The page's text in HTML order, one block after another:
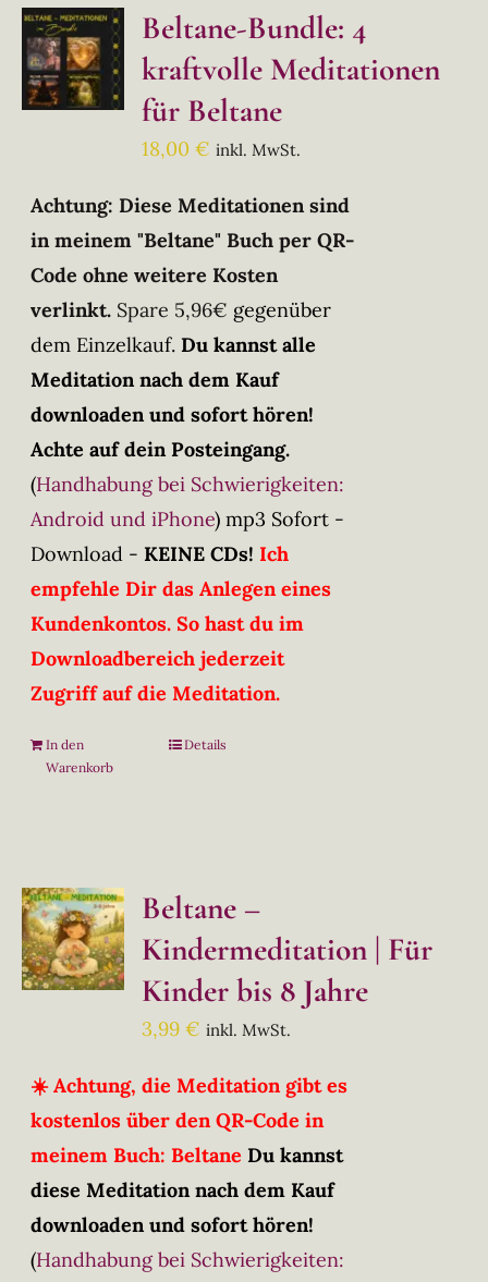
Beltane-Bundle: 4
kraftvolle Meditationen
für Beltane
18,00€ inkl. MwSt.
Achtung: Diese Meditationen sind
in meinem "Beltane" Buch per QR-
Code ohne weitere Kosten
verlinkt. Spare 5,96€ gegenüber
dem Einzelkauf. Du kannst alle
Meditation nach dem Kauf
downloaden und sofort hören!
Achte auf dein Posteingang.
(Handhabung bei Schwierigkeiten:
Android und iPhone) mp3 Sofort -
Download - KEINE CDs! Ich
empfehle Dir das Anlegen eines
Kundenkontos. So hast du im
Downloadbereich jederzeit
Zugriff auf die Meditation.
In den
Warenkorb
Details
Beltane –
Kindermeditation | Für
Kinder bis 8 Jahre
3,99€ inkl. MwSt.
☀️ Achtung, die Meditation gibt es
kostenlos über den QR-Code in
meinem Buch: Beltane Du kannst
diese Meditation nach dem Kauf
downloaden und sofort hören!
(Handhabung bei Schwierigkeiten: